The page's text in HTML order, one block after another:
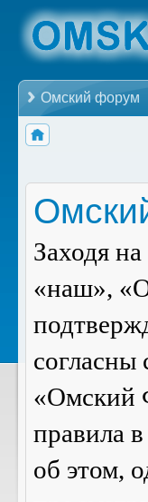
Омский форум
Заходя
«наш»,
согласны
«Омский
правила
об этом,